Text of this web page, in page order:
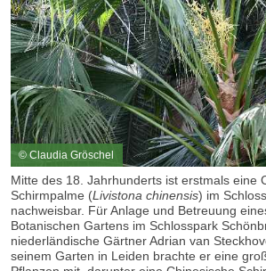
© Claudia Gröschel
Mitte des 18. Jahrhunderts ist erstmals eine
Schirmpalme (Livistona chinensis) im
nachweisbar. Für Anlage und Betreuung
Botanischen Gartens im Schlosspark
niederländische Gärtner Adrian van
seinem Garten in Leiden brachte er eine